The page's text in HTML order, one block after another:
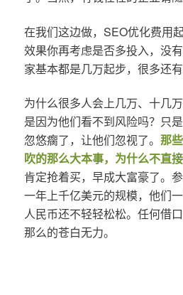
在我们这边做，SEO优化费用
效果你再考虑是否多投入，没
家基本都是几万起步，很多还有
为什么很多人会上几万、十几
是因为他们看不到风险吗？只
忽悠瘸了，让他们忽视了。 那
吹的那么大本事，为什么不直
肯定抢着买，早成大富豪了。
一年上千亿美元的规模，他们
人民币还不轻轻松松。任何借
那么的苍白无力。